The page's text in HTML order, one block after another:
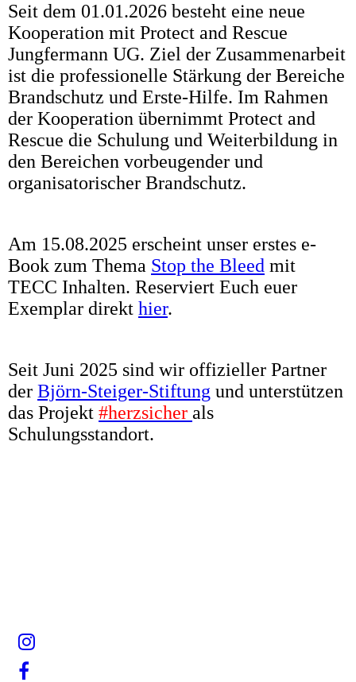
Seit dem 01.01.2026 besteht eine neue
Kooperation mit Protect and Rescue
Jungfermann UG. Ziel der Zusammenarbeit
ist die professionelle Stärkung der Bereiche
Brandschutz und Erste-Hilfe. Im Rahmen
der Kooperation übernimmt Protect and
Rescue die Schulung und Weiterbildung in
den Bereichen vorbeugender und
organisatorischer Brandschutz.
Am 15.08.2025 erscheint unser erstes e-
Book zum Thema Stop the Bleed mit
TECC Inhalten. Reserviert Euch euer
Exemplar direkt hier.
Seit Juni 2025 sind wir offizieller Partner
der Björn-Steiger-Stiftung und unterstützen
das Projekt #herzsicher als
Schulungsstandort.